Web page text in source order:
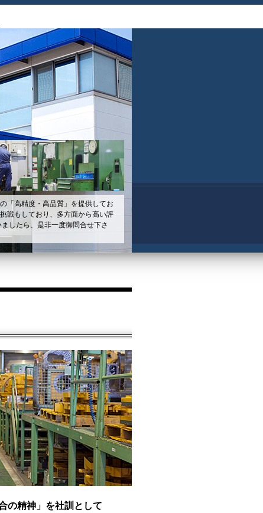
「高精度・高品質」を提供してお
戦もしており、多方面から高い評
したら、是非一度御問合せ下さ
の精神」を社訓として